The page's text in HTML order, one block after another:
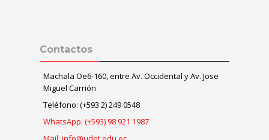
Contactos
Machala Oe6-160, entre Av. Occidental y Av. Jose
Miguel Carrión
Teléfono: (+593 2) 249 0548
WhatsApp: (+593) 98 921 1987